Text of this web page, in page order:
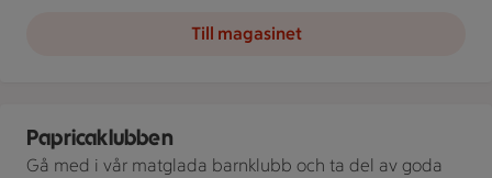
Till magasinet
Papricaklubben
Gå med i vår matglada barnklubb och ta del av goda